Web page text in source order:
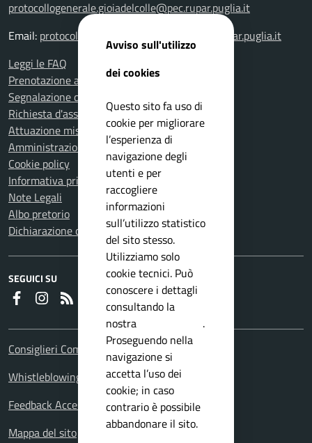
protocollogenerale.gioiadelcolle@pec.rupar.puglia.it
Email: protocollogenerale.gioiadelcolle@pec.rupar.puglia.it
Leggi le FAQ
Prenotazione appuntamento
Segnalazione disservizio
Richiesta d'assistenza
Attuazione misure PNRR
Amministrazione trasparente
Cookie policy
Informativa privacy
Note Legali
Albo pretorio
Dichiarazione di accessibilità
SEGUICI SU
FaceboookInstagram
Consiglieri Comunali
Whistleblowing Policy
Feedback Accessibilita
Mappa del sito
Avviso sull'utilizzo
dei cookies
Questo sito fa uso di
cookie per migliorare
l’esperienza di
navigazione degli
utenti e per
raccogliere
informazioni
sull’utilizzo statistico
del sito stesso.
Utilizziamo solo
cookie tecnici. Può
conoscere i dettagli
consultando la
nostra
.
Proseguendo nella
navigazione si
accetta l’uso dei
cookie; in caso
contrario è possibile
abbandonare il sito.